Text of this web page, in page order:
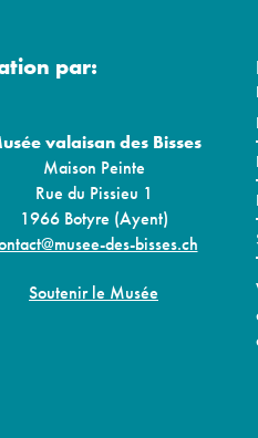
par:
valaisan des Bisses
Maison Peinte
Rue du Pissieu 1
1966 Botyre (Ayent)
des-bisses.ch
Soutenir le Musée